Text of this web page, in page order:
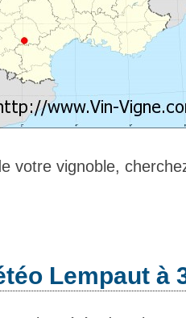
votre vignoble,
Lempaut à